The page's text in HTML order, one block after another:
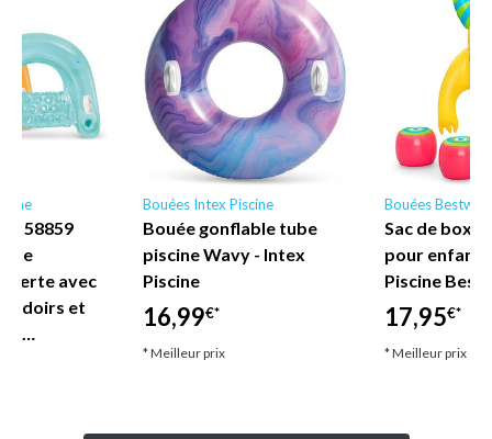
- 58859
avec
et
Bouées Intex Piscine
Bouée gonflable tube
piscine Wavy - Intex
Piscine
16,99€*
* Meilleur prix
Bouées Bestway
Sac de boxe
pour
Piscine
17,95€*
* Meilleur prix